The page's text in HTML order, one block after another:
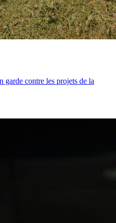
garde contre les projets de la